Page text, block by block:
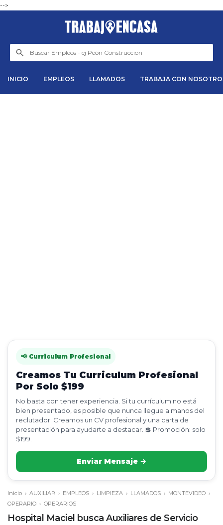
-->
INICIO EMPLEOS LLAMADOS TRABAJA CON
📢 Curriculum Profesional
Creamos Tu Curriculum Profesional
Por Solo $199
No basta con tener experiencia. Si tu currículum no está
bien presentado, es posible que nunca llegue a manos del
reclutador. Creamos un CV profesional y una carta de
presentación para ayudarte a destacar. 💲 Promoción: solo
$199.
Enviar Mensaje →
Inicio › AUXILIAR › EMPLEOS › LIMPIEZA › LLAMADOS › MONTEVIDEO ›
OPERARIO › OPERARIOS
Hospital Maciel busca Auxiliares de Servicio